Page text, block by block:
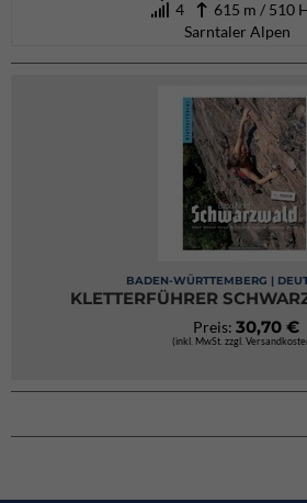
4
615 m / 510
Sarntaler Alpen
BADEN-WÜRTTEMBERG |
KLETTERFÜHRER
Preis: 30,70 €
(inkl. MwSt. zzgl.